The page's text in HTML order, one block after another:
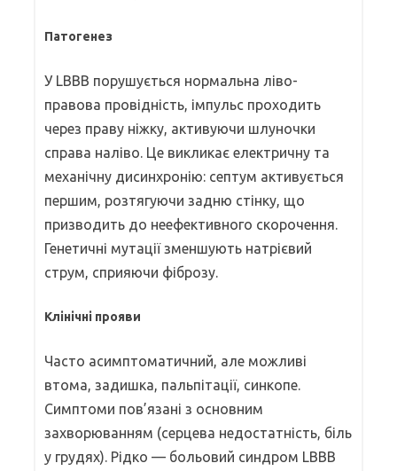
Патогенез
У LBBB порушується нормальна ліво-
правова провідність, імпульс проходить
через праву ніжку, активуючи шлуночки
справа наліво. Це викликає електричну та
механічну дисинхронію: септум активується
першим, розтягуючи задню стінку, що
призводить до неефективного скорочення.
Генетичні мутації зменшують натрієвий
струм, сприяючи фіброзу.
Клінічні прояви
Часто асимптоматичний, але можливі
втома, задишка, пальпітації, синкопе.
Симптоми пов’язані з основним
захворюванням (серцева недостатність, біль
у грудях). Рідко — больовий синдром LBBB